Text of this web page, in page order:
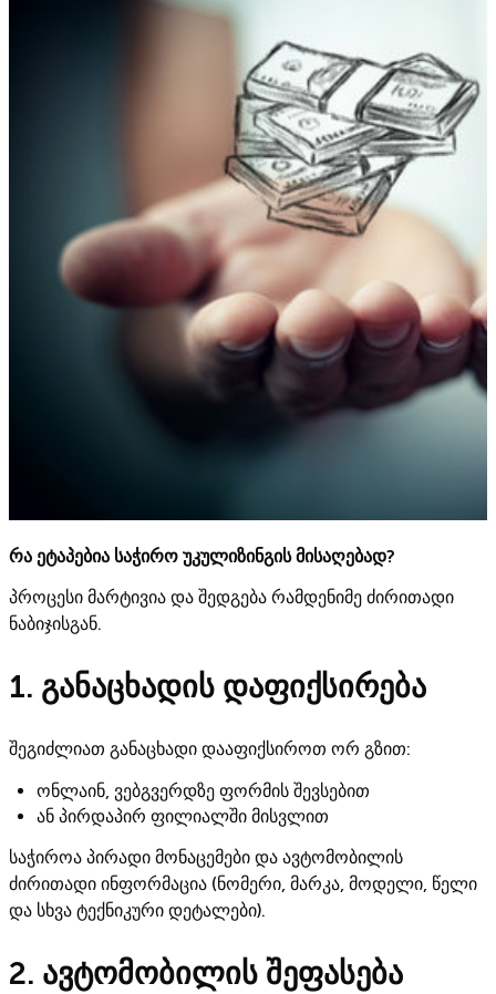
რა ეტაპებია საჭირო უკულიზინგის მისაღებად?
პროცესი მარტივია და შედგება რამდენიმე ძირითადი
ნაბიჯისგან.
1. განაცხადის დაფიქსირება
შეგიძლიათ განაცხადი დააფიქსიროთ ორ გზით:
ონლაინ, ვებგვერდზე ფორმის შევსებით
ან პირდაპირ ფილიალში მისვლით
საჭიროა პირადი მონაცემები და ავტომობილის
ძირითადი ინფორმაცია (ნომერი, მარკა, მოდელი, წელი
და სხვა ტექნიკური დეტალები).
2. ავტომობილის შეფასება